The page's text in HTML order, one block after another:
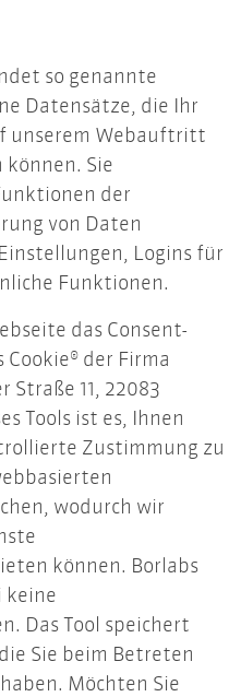
so genannte
Datensätze, die Ihr
unserem Webauftritt
Sie
der
von Daten
Logins für
Funktionen.
das Consent-
der Firma
Straße 11, 22083
Tools ist es, Ihnen
Zustimmung zu
wodurch wir
können. Borlabs
keine
Das Tool speichert
Sie beim Betreten
Möchten Sie